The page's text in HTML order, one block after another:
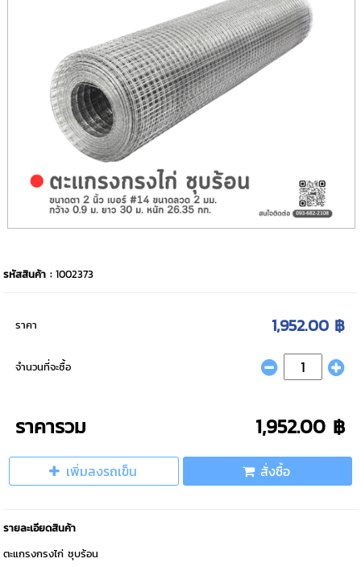
รหัสสินค้า :1002373
ราคา 1,952.00 ฿
จำนวนที่จะซื้อ
ราคารวม 1,952.00 ฿
เพิ่มลงรถเข็น สั่งซื้อ
รายละเอียดสินค้า
ตะแกรงกรงไก่ ชุบร้อน